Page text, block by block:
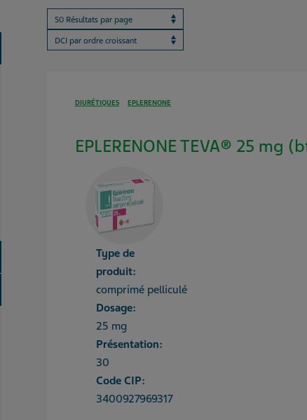
Results per page
ProductBrandName
DIURÉTIQUES EPLERENONE
EPLERENONE TEVA® 25 mg
Type de
produit:
comprimé pelliculé
Dosage:
25 mg
Présentation:
30
Code CIP:
3400927969317